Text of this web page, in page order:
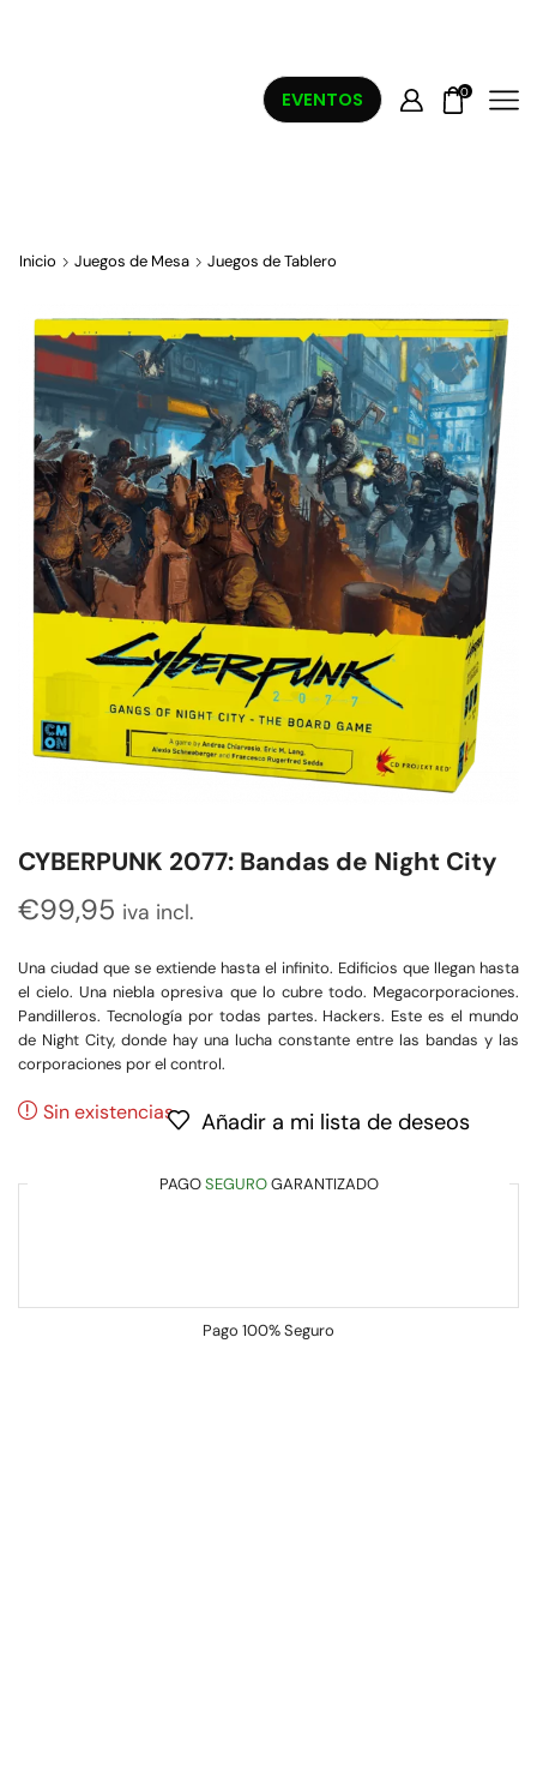
EVENTOS 0
Inicio Juegos de Mesa Juegos de Tablero
CYBERPUNK 2077: Bandas de Night City
€99,95 iva incl.
Una ciudad que se extiende hasta el infinito. Edificios que llegan hasta
el cielo. Una niebla opresiva que lo cubre todo. Megacorporaciones.
Pandilleros. Tecnología por todas partes. Hackers. Este es el mundo
de Night City, donde hay una lucha constante entre las bandas y las
corporaciones por el control.
Sin existencias Añadir a mi lista de deseos
PAGOSEGUROGARANTIZADO
Pago 100% Seguro